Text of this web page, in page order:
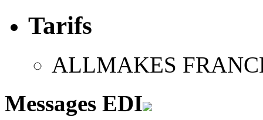
Tarifs
ALLMAKES
Messages EDI